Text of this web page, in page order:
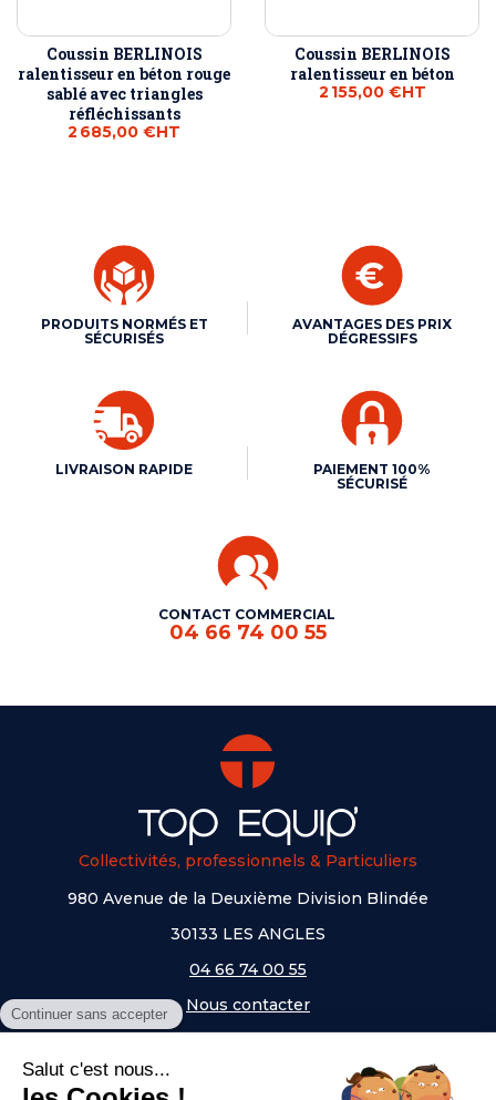
Coussin BERLINOIS
ralentisseur en béton rouge
sablé avec triangles
réfléchissants
2 685,00 €HT
Coussin BERLINOIS
ralentisseur en béton
2 155,00 €HT
PRODUITS NORMÉS ET
SÉCURISÉS
AVANTAGES DES PRIX
DÉGRESSIFS
LIVRAISON RAPIDE
PAIEMENT 100%
SÉCURISÉ
CONTACT COMMERCIAL
04 66 74 00 55
Collectivités, professionnels & Particuliers
980 Avenue de la Deuxième Division Blindée
30133 LES ANGLES
04 66 74 00 55
Nous contacter